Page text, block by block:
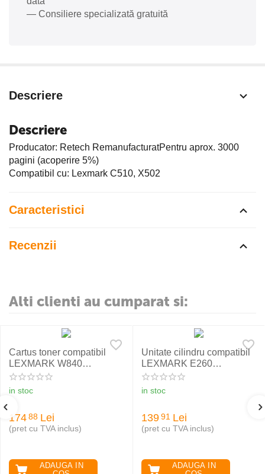
— Consiliere specializată gratuită
Descriere
Descriere
Producator: Retech RemanufacturatPentru aprox. 3000
pagini (acoperire 5%)
Compatibil cu: Lexmark C510, X502
Caracteristici
Recenzii
Alti clienti au cumparat si:
Cartus toner compatibil
LEXMARK W840
W84020H
in stoc
174 88 Lei
(pret cu TVA inclus)
ADAUGA IN
Unitate cilindru compatibil
LEXMARK E260
E260X22G RETECH
in stoc
139 91 Lei
(pret cu TVA inclus)
ADAUGA IN